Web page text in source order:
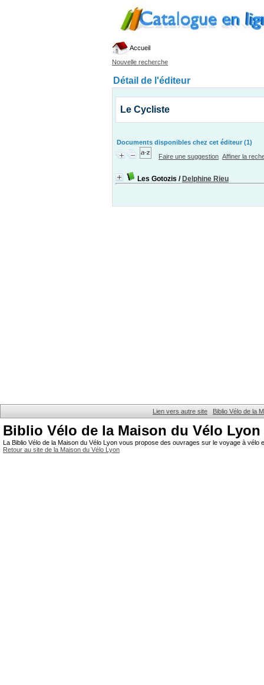
Accueil
Nouvelle recherche
Détail de l'éditeur
Le Cycliste
Documents disponibles chez cet éditeur (1)
Faire une suggestion Affiner la
Les Gotozis / Delphine Rieu
Lien vers autre site Biblio Vélo de la
Biblio Vélo de la Maison du Vélo Lyon
La Biblio Vélo de la Maison du Vélo Lyon vous propose des ouvrages sur le voyage à
Retour au site de la Maison du Vélo Lyon